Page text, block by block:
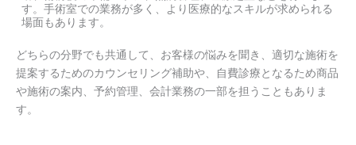
す。手術室での業務が多く、より医療的なスキルが求められる
場面もあります。
どちらの分野でも共通して、お客様の悩みを聞き、適切な施術を
提案するためのカウンセリング補助や、自費診療となるため商品
や施術の案内、予約管理、会計業務の一部を担うこともありま
す。